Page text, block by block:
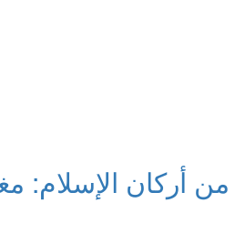
أركان الإسلام: